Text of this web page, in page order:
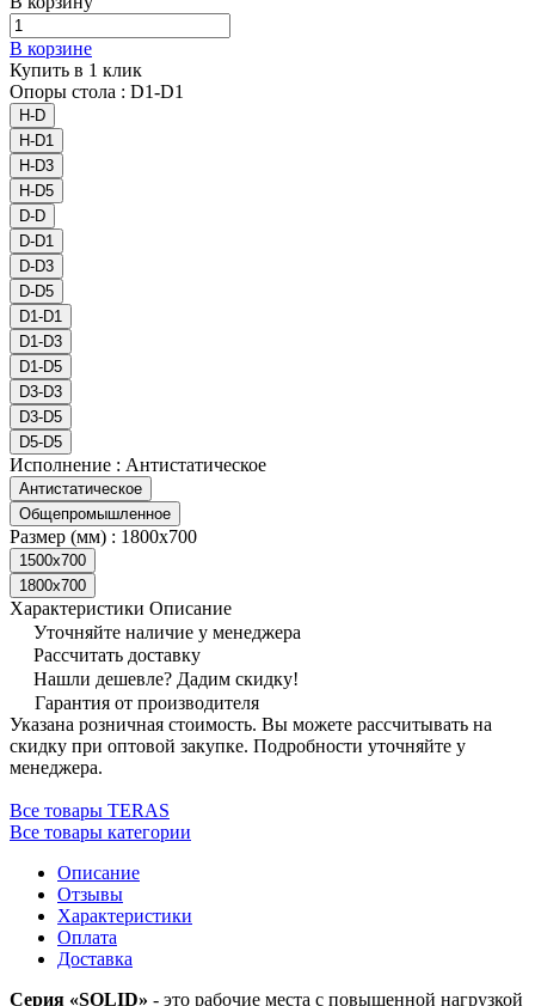
В корзине
Купить в 1 клик
Опоры стола : D1-D1
H-D
H-D1
H-D3
H-D5
D-D
D-D1
D-D3
D-D5
D1-D1
D1-D3
D1-D5
D3-D3
D3-D5
D5-D5
Исполнение : Антистатическое
Антистатическое
Общепромышленное
Размер (мм) : 1800x700
1500x700
1800x700
Характеристики Описание
Уточняйте наличие у менеджера
Рассчитать доставку
Нашли дешевле? Дадим скидку!
Гарантия от производителя
Указана розничная стоимость. Вы можете рассчитывать на
скидку при оптовой закупке. Подробности уточняйте у
менеджера.
Все товары TERAS
Все товары категории
Описание
Отзывы
Характеристики
Оплата
Доставка
Серия «SOLID» - это рабочие места с повышенной нагрузкой